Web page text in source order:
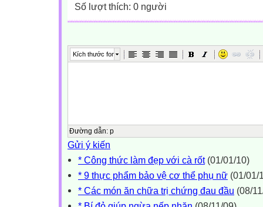
Số lượt thích: 0 người
Kích thước font
Đường dẫn: p
Gửi ý kiến
* Công thức làm đẹp với cà rốt(01/01/10)
* 9 thực phẩm bảo vệ cơ thể phụ nữ (01/01/
* Các món ăn chữa trị chứng đau đầu (08/